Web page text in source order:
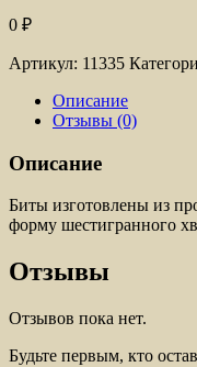
0 ₽
Артикул: 11335
Описание
Отзывы (0)
Описание
Биты изготовлены из
форму шестигранного
Отзывы
Отзывов пока нет.
Будьте первым, кто